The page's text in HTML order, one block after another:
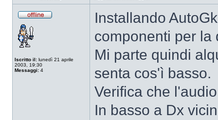
Iscritto il: lunedì 21 aprile
2003, 19:30
Messaggi: 4
Installando
componenti per la
Mi parte quindi
senta cos'ì basso.
Verifica che
In basso a Dx